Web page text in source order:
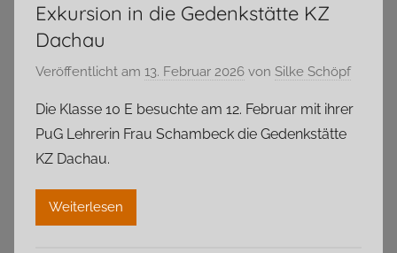
Exkursion in die Gedenkstätte KZ
Dachau
Veröffentlicht am 13. Februar 2026 von Silke Schöpf
Die Klasse 10 E besuchte am 12. Februar mit ihrer
PuG Lehrerin Frau Schambeck die Gedenkstätte
KZ Dachau.
Weiterlesen